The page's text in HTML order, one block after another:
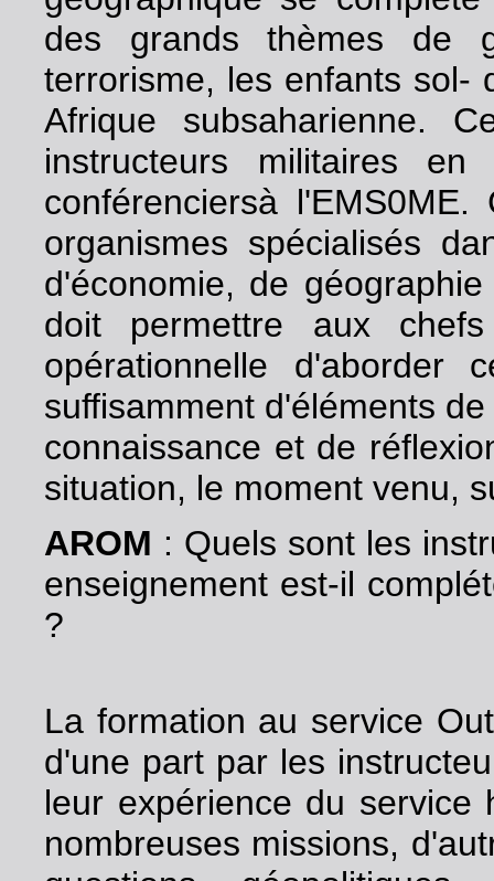
des grands thèmes de
terrorisme, les enfants sol-
Afrique subsaharienne.
instructeurs militaires
conférenciersà
organismes spécialisés
d'économie, de
doit permettre aux
opérationnelle d'aborder
suffisamment d'éléments de
connaissance et de
situation, le moment venu,
AROM : Quels sont les
enseignement est-il
?
La formation au service
d'une part par les
leur expérience du
nombreuses missions,